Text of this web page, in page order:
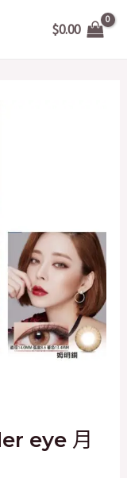
$0.00
eye 月